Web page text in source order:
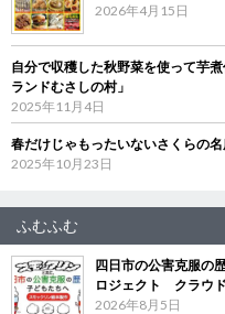
2026年4月15日
自分で収穫した秋野菜を使って芋
ランドむさしの村」
2025年11月4日
春だけじゃもったいないさくらの
2025年10月23日
ふむふむ
四日市の公害克服の
ロジェクト クラウ
2026年8月5日